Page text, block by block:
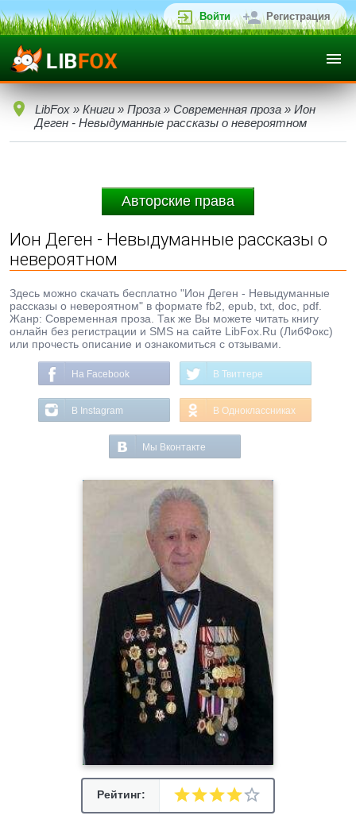
Войти Регистрация
LibFox » Книги » Проза » Современная проза » Ион
Деген - Невыдуманные рассказы о невероятном
Авторские права
Ион Деген - Невыдуманные рассказы о
невероятном
Здесь можно скачать бесплатно "Ион Деген - Невыдуманные
рассказы о невероятном" в формате fb2, epub, txt, doc, pdf.
Жанр: Современная проза. Так же Вы можете читать книгу
онлайн без регистрации и SMS на сайте LibFox.Ru (ЛибФокс)
или прочесть описание и ознакомиться с отзывами.
На Facebook В Твиттере
В Instagram В Одноклассниках
Мы Вконтакте
Рейтинг: